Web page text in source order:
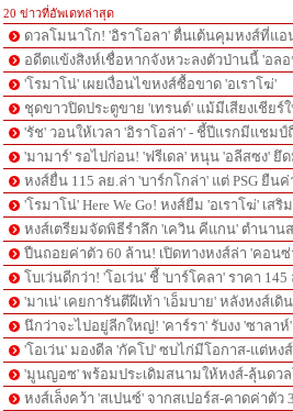
20 ข่าวที่อัพเดทล่าสุด
ดวลโมนาโก! 'อิราโอลา' ตื่นเต้นคุมหงส์ที่แ
อดีตแข้งสิงห์เชื่อหากจังหวะลงตัวป่านนี้ 'อล
'โรมาโน่' เผยเงื่อนไขหงส์ซื้อขาด 'อเราโฆ่'
ชุดขาวปิดประตูขาย 'เทรนต์' แม้มีเสียงเชียร์
'รัช' วอนให้เวลา 'อิราโอล่า' - ชี้ปีแรกมีแชมป์
'มามาร์' รอไปก่อน! 'ฟรีเดล' หนุน 'อลีสซง' ยึ
หงส์ยื่น 115 ลย.ล่า 'บาร์กโกล่า' แต่ PSG ยืนค่
'โรมาโน่' Here We Go! หงส์ยืม 'อเราโฆ่' เสริ
หงส์เตรียมจัดพิธีรำลึก 'เควิน คีแกน' ตำนาน
ปืนถอยค่าตัว 60 ล้าน! เปิดทางหงส์ล่า 'คอนซ่
โบเว่นดีกว่า! 'โอเว่น' ชี้ 'บาร์โคลา' ราคา
'มาเน่' เคยการันตีฝีเท้า 'เอ็มบาย' หลังหงส์เดิ
นึกว่าจะไปอยู่ลีกใหญ่! 'คาร์รา' รับงง 'ซาลา
'โอเว่น' มองดีล 'กัคโป' ซบไก่มีโอกาส-แต่ห
'มูนญอซ' พร้อมประเดิมสนามให้หงส์-ลุ้นดว
หงส์เล็งคว้า 'สเปนซ์' จากสเปอร์ส-คาดค่าตัว